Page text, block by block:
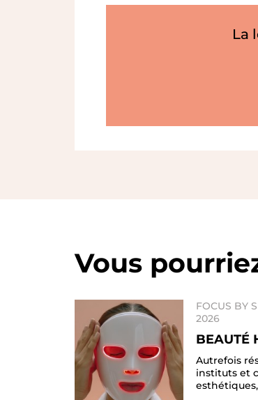
La
Vous
FOCUS BY
2026
BEAUTÉ
Autrefois
instituts et